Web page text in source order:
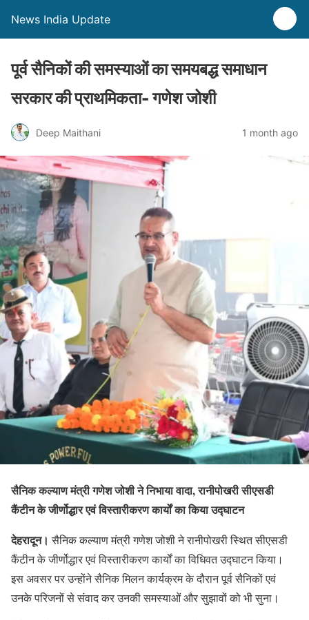
News India Update
पूर्व सैनिकों की समस्याओं का समयबद्ध समाधान
सरकार की प्राथमिकता- गणेश जोशी
Deep Maithani 1 month ago
सैनिक कल्याण मंत्री गणेश जोशी ने निभाया वादा, रानीपोखरी सीएसडी
कैंटीन के जीर्णोद्धार एवं विस्तारीकरण कार्यों का किया उद्घाटन
देहरादून। सैनिक कल्याण मंत्री गणेश जोशी ने रानीपोखरी स्थित सीएसडी
कैंटीन के जीर्णोद्धार एवं विस्तारीकरण कार्यों का विधिवत उद्घाटन किया।
इस अवसर पर उन्होंने सैनिक मिलन कार्यक्रम के दौरान पूर्व सैनिकों एवं
उनके परिजनों से संवाद कर उनकी समस्याओं और सुझावों को भी सुना।